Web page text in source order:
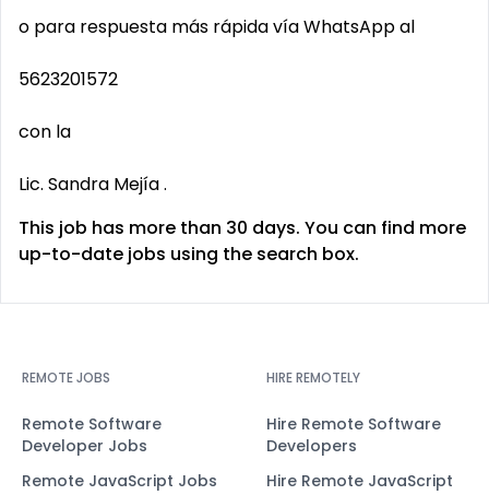
o para respuesta más rápida vía WhatsApp al
5623201572
con la
Lic. Sandra Mejía .
This job has more than 30 days. You can find more
up-to-date jobs using the search box.
REMOTE JOBS
Remote Software
Developer Jobs
Remote JavaScript Jobs
HIRE REMOTELY
Hire Remote Software
Developers
Hire Remote JavaScript